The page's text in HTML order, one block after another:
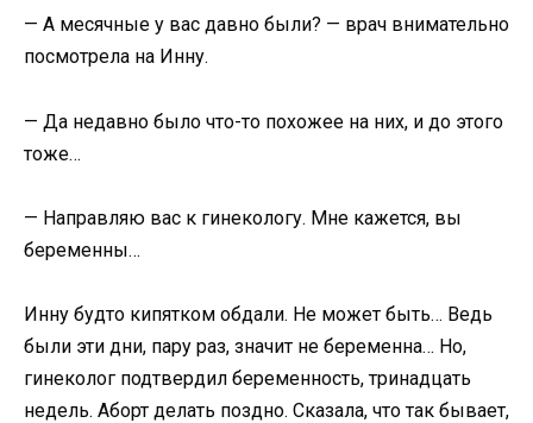
— А месячные у вас давно были? — врач внимательно
посмотрела на Инну.
— Да недавно было что-то похожее на них, и до этого
тоже…
— Направляю вас к гинекологу. Мне кажется, вы
беременны…
Инну будто кипятком обдали. Не может быть… Ведь
были эти дни, пару раз, значит не беременна… Но,
гинеколог подтвердил беременность, тринадцать
недель. Аборт делать поздно. Сказала, что так бывает,